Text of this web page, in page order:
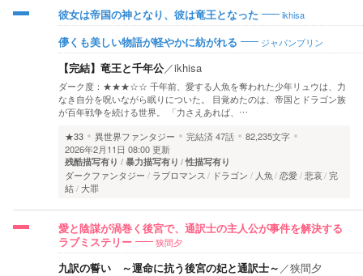
彼女は帝国の神となり、彼は竜王となった ikhisa
儚くも美しい物語が軽やかに紡がれる ジャパンプリン
【完結】竜王と千年公／ikhisa
ダーク度：★★★☆☆ 千年前、愛する人魚を奪われた少年リュウは、力
なき自分を呪いながら眠りについた。 目覚めたのは、帝国とドラゴン族
が百年戦争を続ける世界。 「力さえあれば、…
★33
異世界ファンタジー 完結済47話
82,235文字
2026年2月11日 08:00 更新
残酷描写有り 暴力描写有り 性描写有り
ダークファンタジー ラブロマンス ドラゴン 人魚 恋愛 悲哀 完
結 大罪
愛と陰謀が渦巻く後宮で、通訳士の主人公が事件を解決する
ラブミステリー
狭間夕
九訳の誓い ～運命に抗う後宮の妃と通訳士～ ／狭間夕